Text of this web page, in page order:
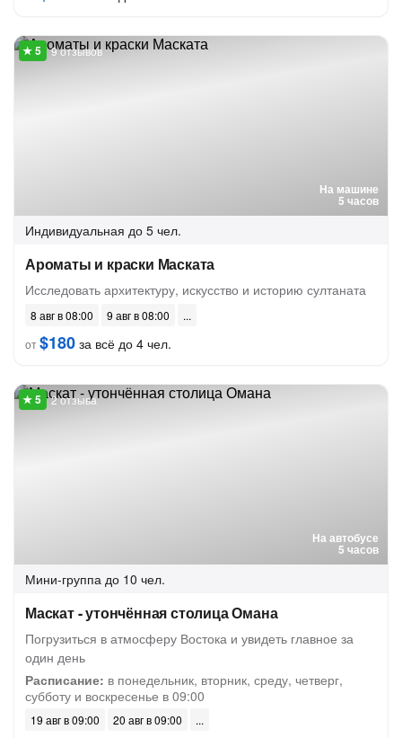
На машине
5 часов
9 отзывов
Индивидуальная до 5 чел.
Ароматы и краски Маската
Исследовать архитектуру, искусство и историю султаната
8 авг в 08:00
9 авг в 08:00
от$180 за всё до 4 чел.
На автобусе
5 часов
2 отзыва
Мини-группа до 10 чел.
Маскат - утончённая столица Омана
Погрузиться в атмосферу Востока и увидеть главное за
один день
Расписание: в понедельник, вторник, среду, четверг,
субботу и воскресенье в 09:00
19 авг в 09:00 20 авг в 09:00